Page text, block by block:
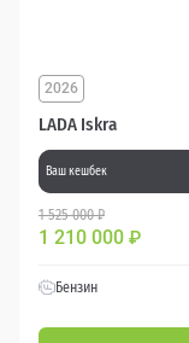
LADA Iskra
2026
Ваш кешбек
1 525 000 ₽
1 210 000 ₽
Бензин